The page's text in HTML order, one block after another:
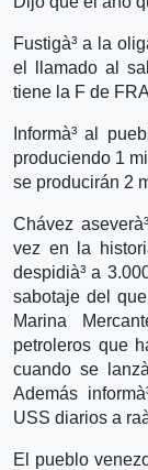
Fustigà³ a la
el llamado al
tiene la F de
Informà³ al
produciendo 1
se producirán 2
Chávez
vez en la
despidià³ a
sabotaje del
Marina
petroleros que
cuando se
Además
USS diarios a
El pueblo